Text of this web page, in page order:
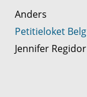
Anders
Petitieloket
Jennifer